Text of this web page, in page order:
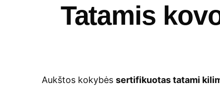
Tatamis
Aukštos kokybės sertifikuotas tatami